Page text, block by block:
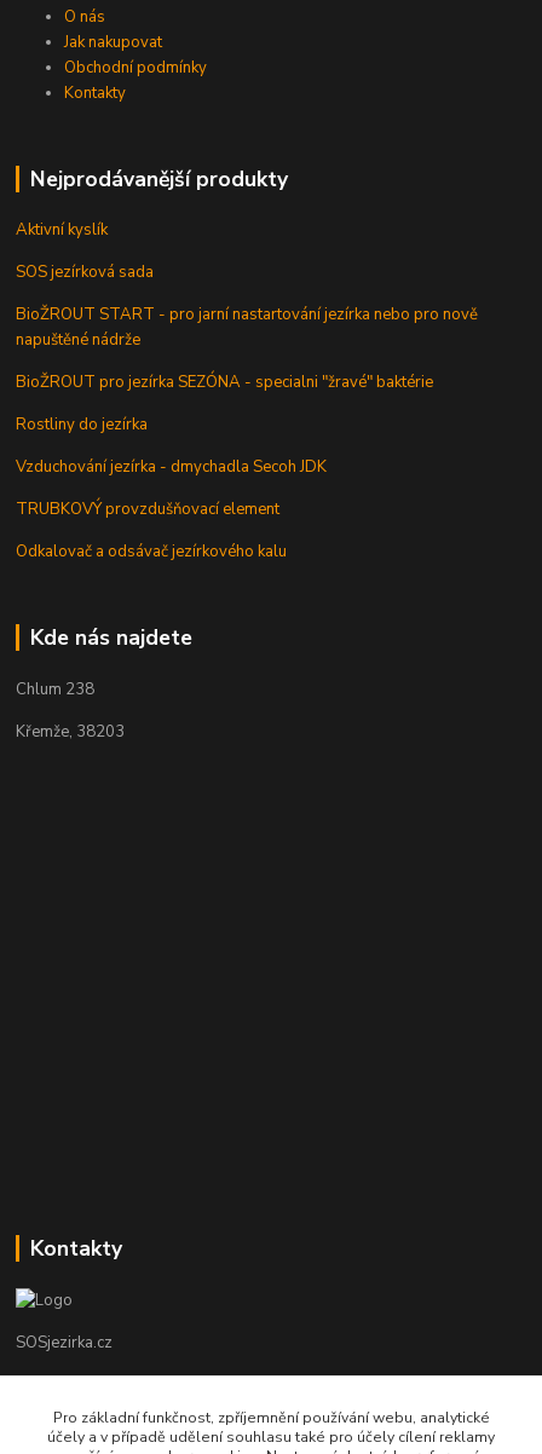
O nás
Jak nakupovat
Obchodní podmínky
Kontakty
Nejprodávanější produkty
Aktivní kyslík
SOS jezírková sada
BioŽROUT START - pro jarní nastartování jezírka nebo pro nově
napuštěné nádrže
BioŽROUT pro jezírka SEZÓNA - specialni "žravé" baktérie
Rostliny do jezírka
Vzduchování jezírka - dmychadla Secoh JDK
TRUBKOVÝ provzdušňovací element
Odkalovač a odsávač jezírkového kalu
Kde nás najdete
Chlum 238
Křemže, 38203
Kontakty
SOSjezirka.cz
608503141
Pro základní funkčnost, zpříjemnění používání webu, analytické
účely a v případě udělení souhlasu také pro účely cílení reklamy